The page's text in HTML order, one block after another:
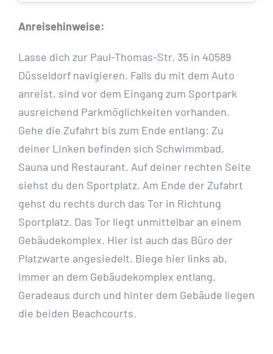
Anreisehinweise:
Lasse dich zur Paul-Thomas-Str. 35 in 40589
Düsseldorf navigieren. Falls du mit dem Auto
anreist, sind vor dem Eingang zum Sportpark
ausreichend Parkmöglichkeiten vorhanden.
Gehe die Zufahrt bis zum Ende entlang: Zu
deiner Linken befinden sich Schwimmbad,
Sauna und Restaurant. Auf deiner rechten Seite
siehst du den Sportplatz. Am Ende der Zufahrt
gehst du rechts durch das Tor in Richtung
Sportplatz. Das Tor liegt unmittelbar an einem
Gebäudekomplex. Hier ist auch das Büro der
Platzwarte angesiedelt. Biege hier links ab,
immer an dem Gebäudekomplex entlang.
Geradeaus durch und hinter dem Gebäude liegen
die beiden Beachcourts.